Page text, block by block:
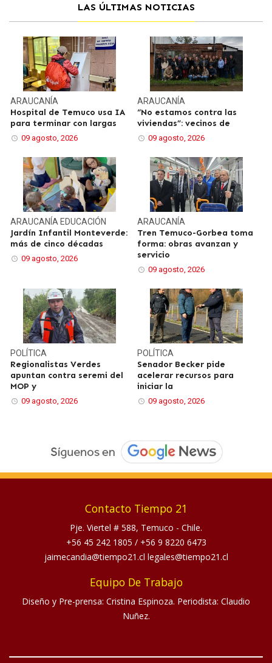
LAS ÚLTIMAS NOTICIAS
ARAUCANÍA
Hospital de Temuco usa IA
para terminar con largas
09 agosto, 2026
ARAUCANÍA
“No estamos contra las
viviendas”: vecinos de
09 agosto, 2026
ARAUCANÍA EDUCACIÓN
Jardín Infantil Monteverde:
más de cinco décadas
09 agosto, 2026
ARAUCANÍA
Tren Temuco-Gorbea toma
forma: obras avanzan y
servicio
09 agosto, 2026
POLÍTICA
Regionalistas Verdes
apuntan contra seremi del
MOP y
09 agosto, 2026
POLÍTICA
Senador Becker pide
acelerar recursos para
iniciar la
09 agosto, 2026
Contacto Tiempo 21
Pje. Viertel # 588, Temuco - Chile.
+56 45 242 1805 / +56 9 8220 6473
jaimecandia@tiempo21.cl legales@tiempo21.cl
Equipo De Trabajo
Diseño y Pre-prensa: Cristina Espinoza. Periodista: Claudio
Nuñez.